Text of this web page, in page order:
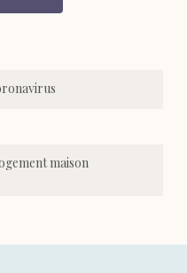
maison